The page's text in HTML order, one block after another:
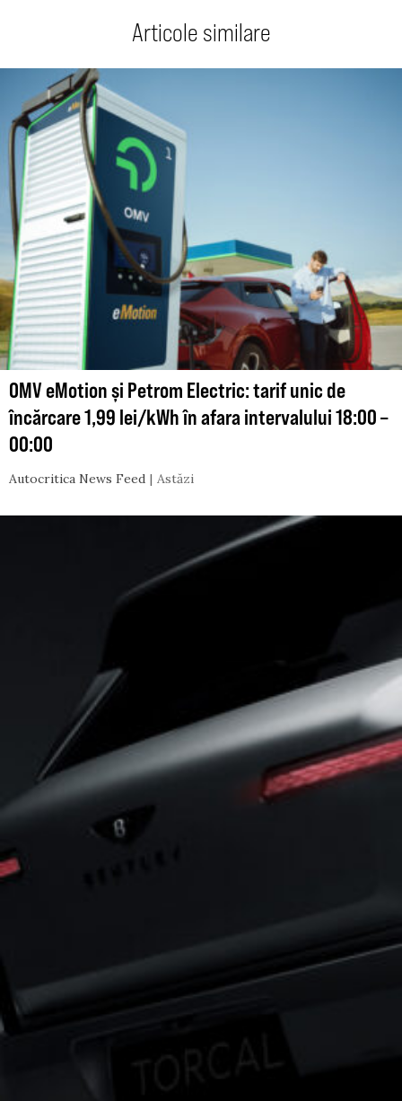
Articole similare
OMV eMotion și Petrom Electric: tarif unic de
încărcare 1,99 lei/kWh în afara intervalului 18:00 –
00:00
Autocritica News Feed Astăzi